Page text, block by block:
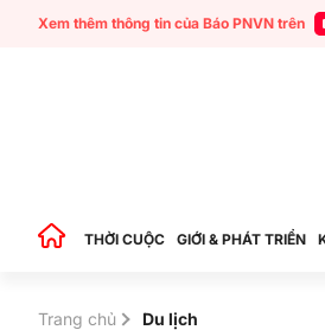
Xem thêm thông tin của Báo PNVN trên
THỜI CUỘC GIỚI & PHÁT TRIỂN
Trang chủ Du lịch